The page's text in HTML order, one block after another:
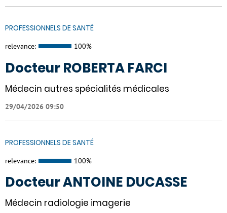
PROFESSIONNELS DE SANTÉ
relevance: 100%
Docteur ROBERTA FARCI
Médecin autres spécialités médicales
29/04/2026 09:50
PROFESSIONNELS DE SANTÉ
relevance: 100%
Docteur ANTOINE DUCASSE
Médecin radiologie imagerie